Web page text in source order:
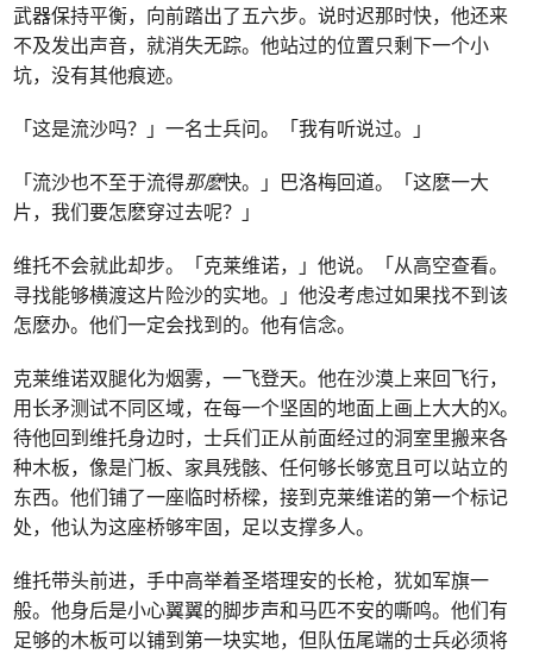
武器保持平衡，向前踏出了五六步。说时迟那时快，他还来
不及发出声音，就消失无踪。他站过的位置只剩下一个小
坑，没有其他痕迹。
「这是流沙吗？」一名士兵问。「我有听说过。」
「流沙也不至于流得那麽快。」巴洛梅回道。「这麽一大
片，我们要怎麽穿过去呢？」
维托不会就此却步。「克莱维诺，」他说。「从高空查看。
寻找能够横渡这片险沙的实地。」他没考虑过如果找不到该
怎麽办。他们一定会找到的。他有信念。
克莱维诺双腿化为烟雾，一飞登天。他在沙漠上来回飞行，
用长矛测试不同区域，在每一个坚固的地面上画上大大的X。
待他回到维托身边时，士兵们正从前面经过的洞室里搬来各
种木板，像是门板、家具残骸、任何够长够宽且可以站立的
东西。他们铺了一座临时桥樑，接到克莱维诺的第一个标记
处，他认为这座桥够牢固，足以支撑多人。
维托带头前进，手中高举着圣塔理安的长枪，犹如军旗一
般。他身后是小心翼翼的脚步声和马匹不安的嘶鸣。他们有
足够的木板可以铺到第一块实地，但队伍尾端的士兵必须将